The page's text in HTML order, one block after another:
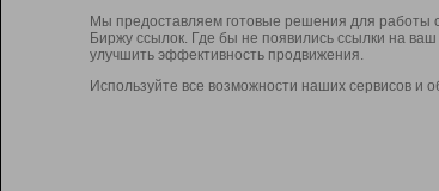
Мы предоставляем готовые решения для работы
Биржу ссылок. Где бы не появились ссылки на
улучшить эффективность продвижения.
Используйте все возможности наших сервисов и